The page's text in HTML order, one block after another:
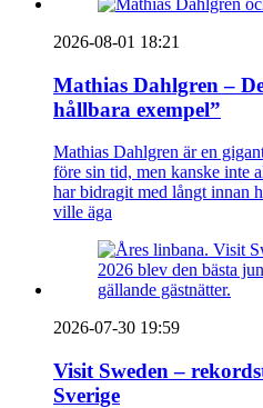
2026-08-01 18:21
Mathias Dahlgren –
hållbara exempel”
Mathias Dahlgren är en
före sin tid, men kanske inte
har bidragit med långt innan
ville äga
2026-07-30 19:59
Visit Sweden –
Sverige